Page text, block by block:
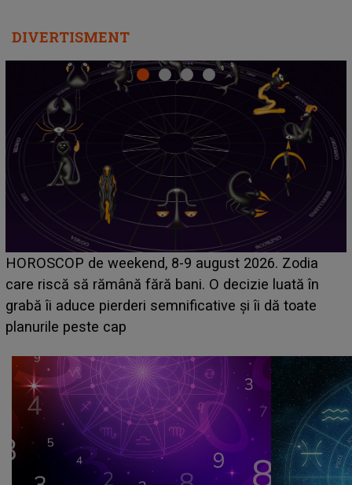
DIVERTISMENT
în
Emanuel a ținut ACEST DETALIU ASCUNS până
acum! În fața Alexandrei, concurentul din Casa
face o MĂRTURISIRE NEAȘTEPTATĂ despre
sa: "I-am spus și ei în față, eu nu te iubesc